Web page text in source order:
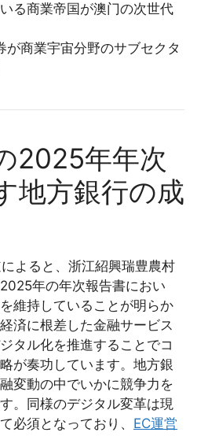
る商業帝国が澳门の次世代
が商業宇宙分野のサブセクタ
2025年年次
地方銀行の成
よると、浙江紹興瑞豊農村
年の年次報告書におい
維持していることが明らか
済に根差した金融サービス
タル化を推進することでコ
が奏功しています。地方銀
変動の中でいかに競争力を
。同様のデジタル変革は現
必須となっており、 EC運営